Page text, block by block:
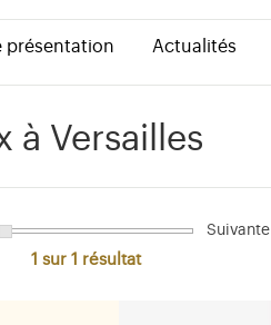
présentation Actualités
à Versailles
Suivante
1 sur 1 résultat